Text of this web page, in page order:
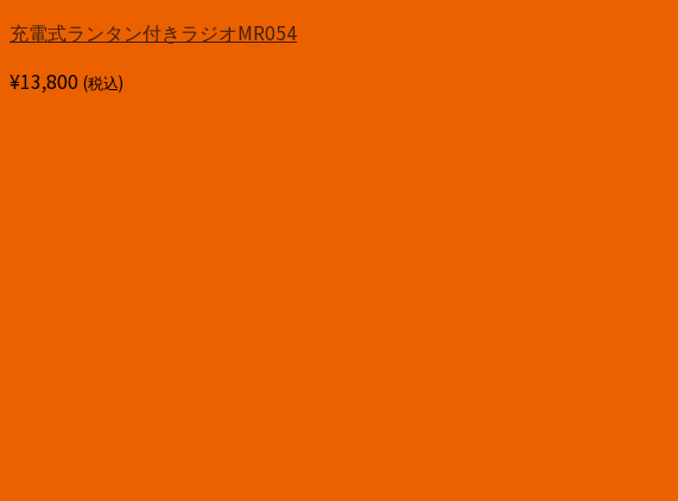
充電式ランタン付きラジオMR054
¥13,800 (税込)